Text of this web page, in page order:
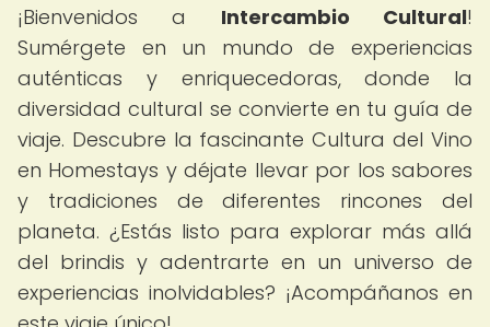
¡Bienvenidos a Intercambio Cultural!
Sumérgete en un mundo de experiencias
auténticas y enriquecedoras, donde la
diversidad cultural se convierte en tu guía de
viaje. Descubre la fascinante Cultura del Vino
en Homestays y déjate llevar por los sabores
y tradiciones de diferentes rincones del
planeta. ¿Estás listo para explorar más allá
del brindis y adentrarte en un universo de
experiencias inolvidables? ¡Acompáñanos en